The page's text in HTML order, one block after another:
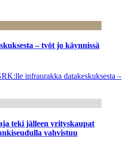
– työt jo käynnissä
infraurakka datakeskuksesta –
teki jälleen yrityskaupat
vahvistuu